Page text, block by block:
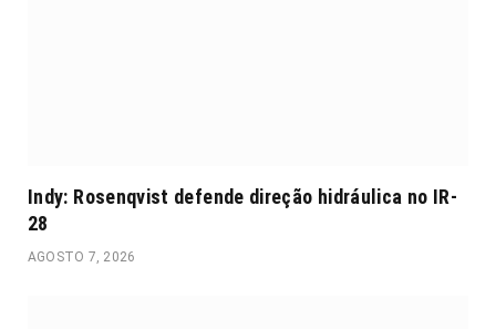
Indy: Rosenqvist defende direção hidráulica no IR-
28
AGOSTO 7, 2026